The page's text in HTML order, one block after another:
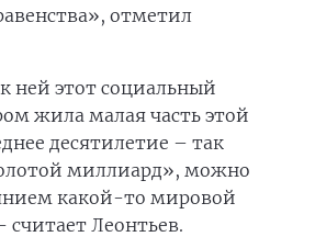
отметил
ней этот социальный
жила малая часть этой
десятилетие – так
миллиард», можно
какой-то мировой
Леонтьев.